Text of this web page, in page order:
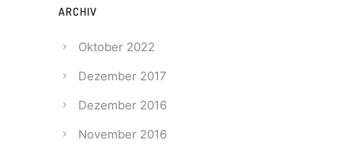
ARCHIV
Oktober 2022
Dezember 2017
Dezember 2016
November 2016